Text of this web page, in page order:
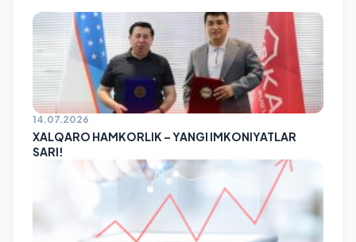
14.07.2026
XALQARO HAMKORLIK – YANGI IMKONIYATLAR
SARI!